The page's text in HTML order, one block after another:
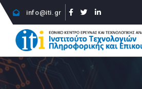
info@iti.gr